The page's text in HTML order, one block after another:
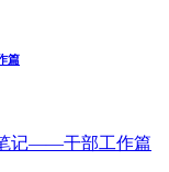
篇
记——干部工作篇